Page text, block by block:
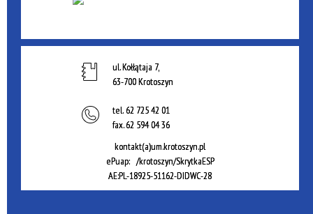
ul. Kołłątaja 7,
63-700 Krotoszyn
tel.62 725 42 01
fax.62 594 04 36
kontakt(a)um.krotoszyn.pl
ePuap: /krotoszyn/SkrytkaESP
AE:PL-18925-51162-DIDWC-28